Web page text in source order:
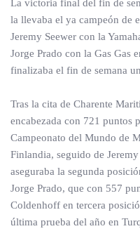
La victoria final del fin de
la llevaba el ya campeón de
Jeremy Seewer con la
Jorge Prado con la Gas Gas
finalizaba el fin de semana
Tras la cita de Charente
encabezada con 721 puntos
Campeonato del Mundo de
Finlandia, seguido de
aseguraba la segunda
Jorge Prado, que con 557
Coldenhoff en tercera
última prueba del año en